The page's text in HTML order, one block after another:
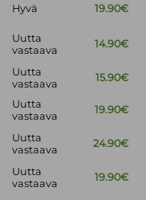
Hyvä 19.90€
Uutta
vastaava
14.90€
Uutta
vastaava
15.90€
Uutta
vastaava
19.90€
Uutta
vastaava
24.90€
Uutta
vastaava
19.90€